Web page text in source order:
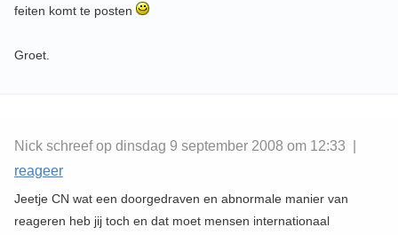
feiten komt te posten
Groet.
Nick schreef op dinsdag 9 september 2008 om 12:33 |
reageer
Jeetje CN wat een doorgedraven en abnormale manier van
reageren heb jij toch en dat moet mensen internationaal